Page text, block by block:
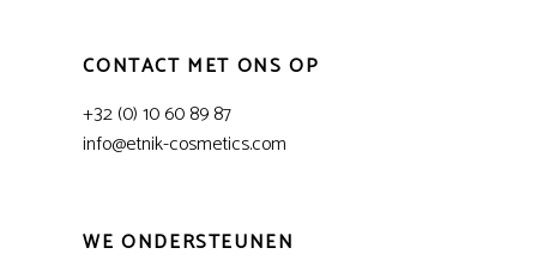
CONTACT MET ONS OP
+32 (0) 10 60 89 87
info@etnik-cosmetics.com
WE ONDERSTEUNEN